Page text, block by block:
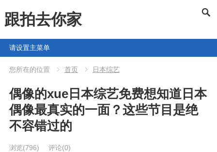
跟拍去你家
请设置主菜单
您所在的位置 首页 日本综艺
偶像的xue日本综艺免费想知道日本
偶像最真实的一面？这些节目是绝
不容错过的
浏览(796) 评论(0)